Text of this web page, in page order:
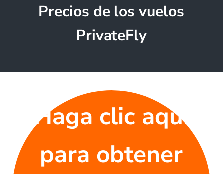
Precios de los vuelos
PrivateFly
Haga clic aquí
para obtener